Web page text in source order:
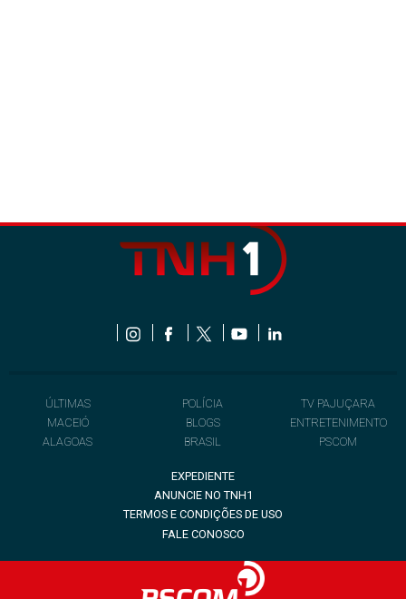
ÚLTIMAS
MACEIÓ
ALAGOAS
POLÍCIA
BLOGS
BRASIL
TV PAJUÇARA
ENTRETENIMENTO
PSCOM
EXPEDIENTE
ANUNCIE NO TNH1
TERMOS E CONDIÇÕES DE USO
FALE CONOSCO